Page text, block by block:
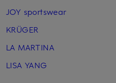
JOY sportswear
KRÜGER
LA MARTINA
LISA YANG